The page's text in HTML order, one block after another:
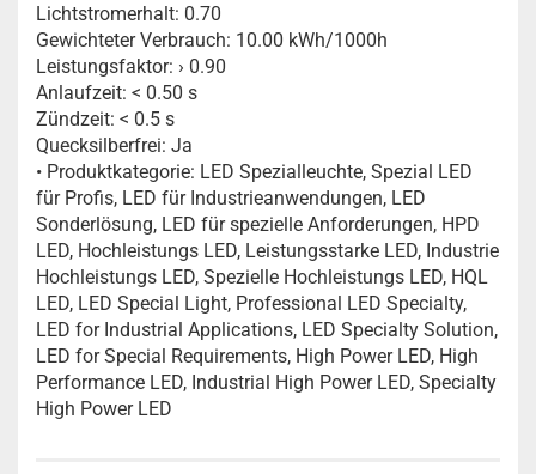
Lichtstromerhalt: 0.70
Gewichteter Verbrauch: 10.00 kWh/1000h
Leistungsfaktor: › 0.90
Anlaufzeit: < 0.50 s
Zündzeit: < 0.5 s
Quecksilberfrei: Ja
• Produktkategorie: LED Spezialleuchte, Spezial LED
für Profis, LED für Industrieanwendungen, LED
Sonderlösung, LED für spezielle Anforderungen, HPD
LED, Hochleistungs LED, Leistungsstarke LED, Industrie
Hochleistungs LED, Spezielle Hochleistungs LED, HQL
LED, LED Special Light, Professional LED Specialty,
LED for Industrial Applications, LED Specialty Solution,
LED for Special Requirements, High Power LED, High
Performance LED, Industrial High Power LED, Specialty
High Power LED